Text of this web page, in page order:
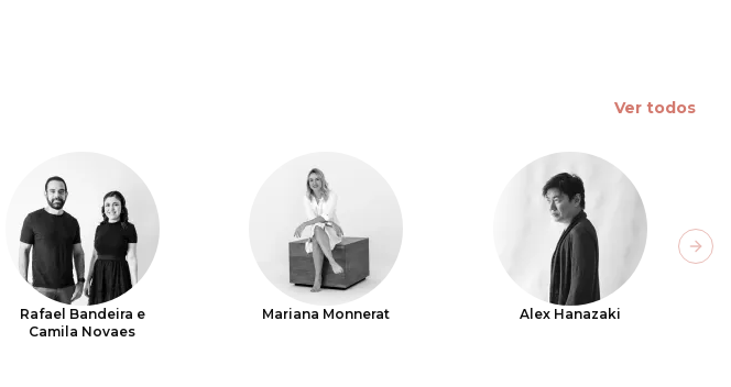
Ver todos
Rafael Bandeira e
Camila Novaes
Mariana Monnerat Alex Hanazaki